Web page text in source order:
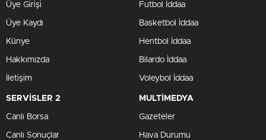
Üye Girişi
Üye Kaydı
Künye
Hakkımızda
İletişim
Futbol İddaa
Basketbol İddaa
Hentbol İddaa
Bilardo İddaa
Voleybol İddaa
SERVİSLER 2
Canlı Borsa
Canlı Sonuçlar
MULTİMEDYA
Gazeteler
Hava Durumu